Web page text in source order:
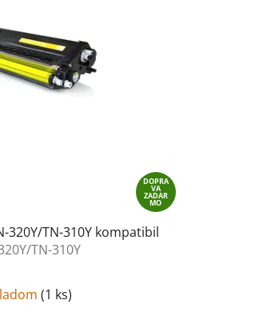
DOPRA
VA
ZADAR
MO
320Y/TN-310Y kompatibil
TN-310Y
(1 ks)